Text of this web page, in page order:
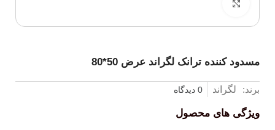
مسدود کننده ترانک لگراند عرض 50*80
برند: لگراند 0 دیدگاه
ویژگی های محصول